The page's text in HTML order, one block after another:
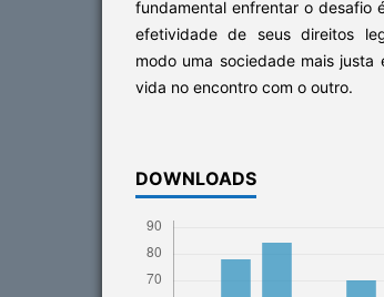
fundamental enfrentar o desafio
efetividade de seus direitos
modo uma sociedade mais
vida no encontro com o outro.
DOWNLOADS